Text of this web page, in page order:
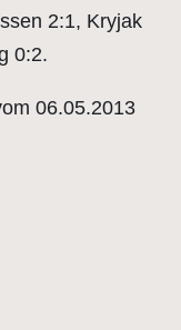
2:1, Kryjak
0:2.
06.05.2013